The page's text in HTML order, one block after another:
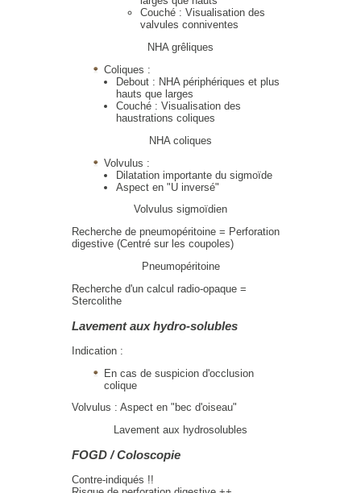
Couché : Visualisation des
valvules conniventes
NHA grêliques
Coliques :
Debout : NHA périphériques et plus
hauts que larges
Couché : Visualisation des
haustrations coliques
NHA coliques
Volvulus :
Dilatation importante du sigmoïde
Aspect en "U inversé"
Volvulus sigmoïdien
Recherche de pneumopéritoine = Perforation
digestive (Centré sur les coupoles)
Pneumopéritoine
Recherche d'un calcul radio-opaque =
Stercolithe
Lavement aux hydro-solubles
Indication :
En cas de suspicion d'occlusion
colique
Volvulus : Aspect en "bec d'oiseau"
Lavement aux hydrosolubles
FOGD / Coloscopie
Contre-indiqués !!